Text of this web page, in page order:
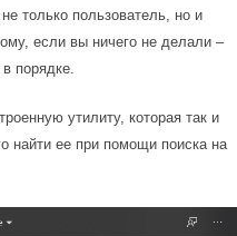
только пользователь, но и
если вы ничего не делали –
порядке.
утилиту, которая так и
найти ее при помощи поиска на